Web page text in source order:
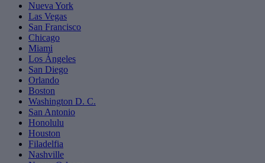
Nueva York
Las Vegas
San Francisco
Chicago
Miami
Los Ángeles
San Diego
Orlando
Boston
Washington D. C.
San Antonio
Honolulu
Houston
Filadelfia
Nashville